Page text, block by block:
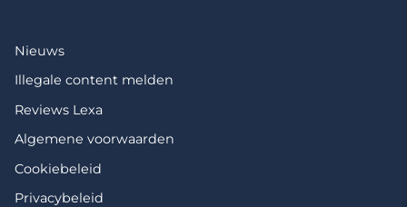
Nieuws
Illegale content melden
Reviews Lexa
Algemene voorwaarden
Cookiebeleid
Privacybeleid